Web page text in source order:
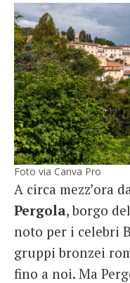
Foto via Canva Pro
A circa mezz’ora
Pergola, borgo
noto per i celebri
gruppi bronzei
fino a noi. Ma